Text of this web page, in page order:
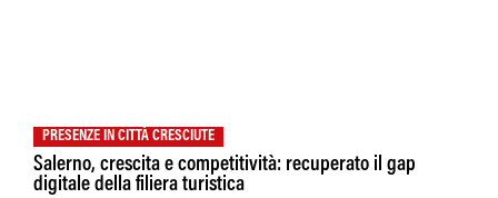
PRESENZE IN CITTÀ CRESCIUTE
Salerno, crescita e competitività: recuperato il gap
digitale della filiera turistica